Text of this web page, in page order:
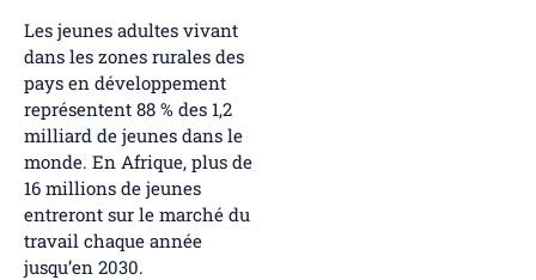
Les jeunes adultes vivant
dans les zones rurales des
pays en développement
représentent 88 % des 1,2
milliard de jeunes dans le
monde. En Afrique, plus de
16 millions de jeunes
entreront sur le marché du
travail chaque année
jusqu’en 2030.